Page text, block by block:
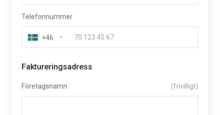
Telefonnummer
+46
Faktureringsadress
Företagsnamn (frivilligt)